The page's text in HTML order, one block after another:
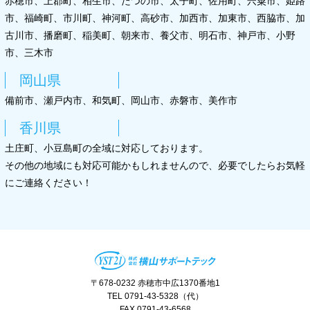
市、福崎町、市川町、神河町、高砂市、加西市、加東市、西脇市、加
古川市、播磨町、稲美町、朝来市、養父市、明石市、神戸市、小野
市、三木市
岡山県
備前市、瀬戸内市、和気町、岡山市、赤磐市、美作市
香川県
土庄町、小豆島町の全域に対応しております。
その他の地域にも対応可能かもしれませんので、必要でしたらお気軽
にご連絡ください！
〒678-0232 赤穂市中広1370番地1
TEL 0791-43-5328（代）